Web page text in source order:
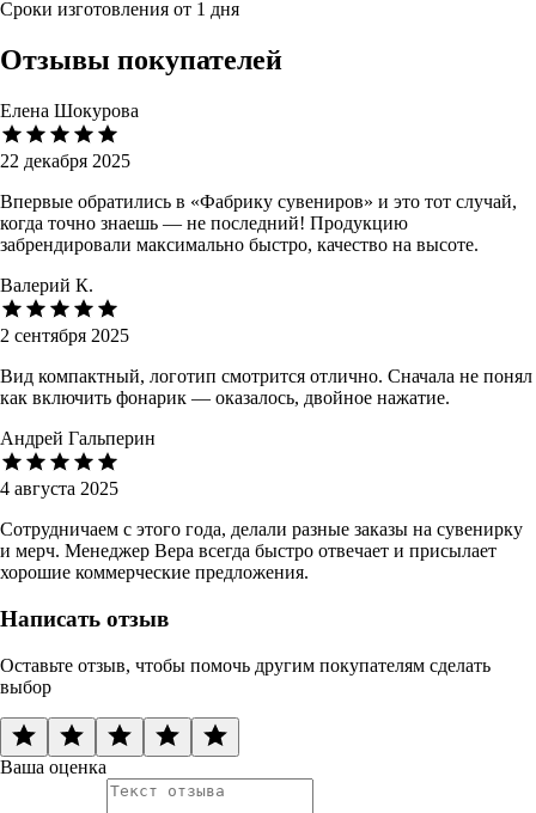
Сроки изготовления от 1 дня
Отзывы покупателей
Елена Шокурова
22 декабря 2025
Впервые обратились в «Фабрику сувениров» и это тот случай,
когда точно знаешь — не последний! Продукцию
забрендировали максимально быстро, качество на высоте.
Валерий К.
2 сентября 2025
Вид компактный, логотип смотрится отлично. Сначала не понял
как включить фонарик — оказалось, двойное нажатие.
Андрей Гальперин
4 августа 2025
Сотрудничаем с этого года, делали разные заказы на сувенирку
и мерч. Менеджер Вера всегда быстро отвечает и присылает
хорошие коммерческие предложения.
Написать отзыв
Оставьте отзыв, чтобы помочь другим покупателям сделать
выбор
Ваша оценка